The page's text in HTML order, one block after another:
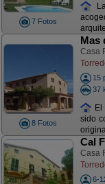
7 Fotos
8 Fotos
Mas
Casa
15
37
El
sido
Cal
Casa
6-